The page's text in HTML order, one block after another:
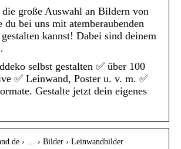
die große Auswahl an Bildern von
bei uns mit atemberaubenden
kannst! Dabei sind deinem
selbst gestalten ✅ über 100
✅ Leinwand, Poster u. v. m. ✅
Gestalte jetzt dein eigenes
› … › Bilder › Leinwandbilder